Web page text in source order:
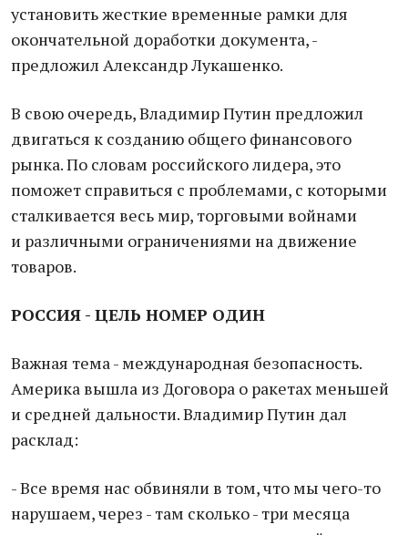
установить жесткие временные рамки для
окончательной доработки документа, -
предложил Александр Лукашенко.
В свою очередь, Владимир Путин предложил
двигаться к созданию общего финансового
рынка. По словам российского лидера, это
поможет справиться с проблемами, с которыми
сталкивается весь мир, торговыми войнами
и различными ограничениями на движение
товаров.
РОССИЯ - ЦЕЛЬ НОМЕР ОДИН
Важная тема - международная безопасность.
Америка вышла из Договора о ракетах меньшей
и средней дальности. Владимир Путин дал
расклад:
- Все время нас обвиняли в том, что мы чего-то
нарушаем, через - там сколько - три месяца